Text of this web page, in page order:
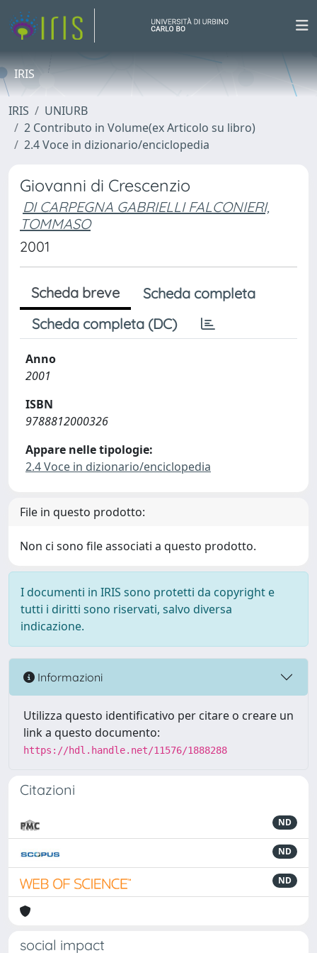
IRIS
IRIS
UNIURB
2 Contributo in Volume(ex Articolo su libro)
2.4 Voce in dizionario/enciclopedia
Giovanni di Crescenzio
DI CARPEGNA GABRIELLI FALCONIERI,
TOMMASO
2001
Scheda breve
Scheda completa
Scheda completa (DC)
Anno
2001
ISBN
9788812000326
Appare nelle tipologie:
2.4 Voce in dizionario/enciclopedia
File in questo prodotto:
Non ci sono file associati a questo prodotto.
I documenti in IRIS sono protetti da copyright e
tutti i diritti sono riservati, salvo diversa
indicazione.
Informazioni
Utilizza questo identificativo per citare o creare un
link a questo documento:
https://hdl.handle.net/11576/1888288
Citazioni
ND
ND
ND
social impact